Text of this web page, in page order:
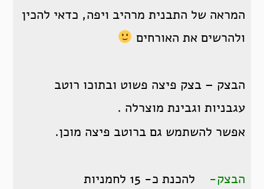
המראה של התבנית מרהיב ויפה, כדאי להכין
ולהרשים את האורחים
הבצק – בצק פיצה פשוט ובתוכו רוטב
עגבניות וגבינת מוצרלה .
אפשר להשתמש גם ברוטב פיצה מוכן.
הבצק-
להכנת כ- 15 לחמניות